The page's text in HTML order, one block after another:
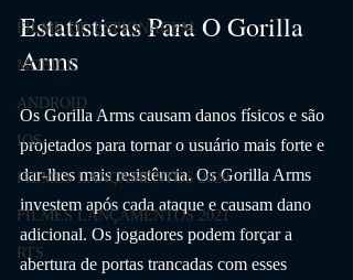
FILME DE ESPIONAGEM
MOBILE
ANDROID
IOS
FILMES LANÇAMENTOS 2020
FILMES LANÇAMENTOS 2021
RTS
Estatísticas Para O Gorilla
Arms
Os Gorilla Arms causam danos físicos e são
projetados para tornar o usuário mais forte e
dar-lhes mais resistência. Os Gorilla Arms
investem após cada ataque e causam dano
adicional. Os jogadores podem forçar a
abertura de portas trancadas com esses